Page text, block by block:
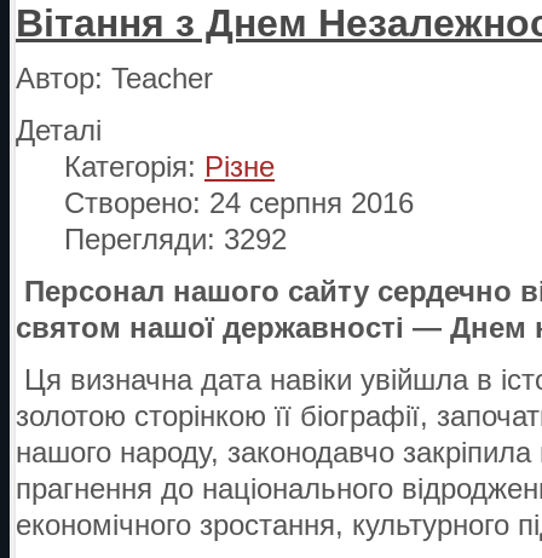
Вітання з Днем
Автор: Teacher
Деталі
Категорія: Різне
Створено: 24 серпня 2016
Перегляди: 3292
Персонал нашого сайту сердечно
святом нашої державності — Днем
Ця визначна дата навіки увійшла в
золотою сторінкою її біографії,
нашого народу, законодавчо закріпила
прагнення до національного
економічного зростання, культурного